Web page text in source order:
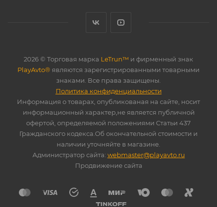
2026 © Торговая марка LeTrun™ и фирменный знак
PlayAvto® являются зарегистрированными товарными
знаками. Все права защищены.
Политика конфиденциальности
Информация о товарах, опубликованая на сайте, носит
информационный характер,не является публичной
офертой, определяемой положениями Статьи 437
Гражданского кодекса.Об окончательной стоимости и
наличии уточняйте в магазине.
Администратор сайта: webmaster@playavto.ru
Продвижение сайта